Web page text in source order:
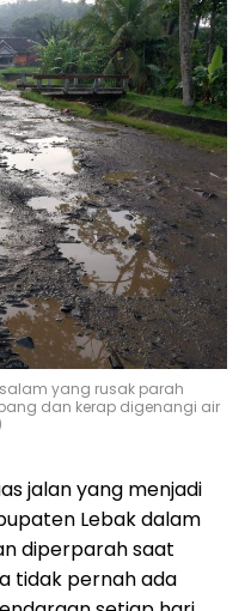
yang rusak parah
dan kerap digenangi air
jalan yang menjadi
Lebak dalam
diperparah saat
tidak pernah ada